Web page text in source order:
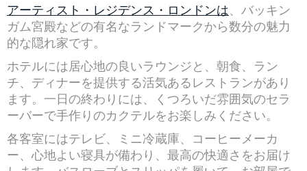
アーティスト・レジデンス・ロンドンは、バッキン
ガム宮殿などの有名なランドマークから数分の魅力
的な隠れ家です。
ホテルには居心地の良いラウンジと、朝食、ラン
チ、ディナーを提供する活気あるレストランがあり
ます。一日の終わりには、くつろいだ雰囲気のセラ
ーバーで手作りのカクテルをお楽しみください。
各客室にはテレビ、ミニ冷蔵庫、コーヒーメーカ
ー、心地よい寝具が備わり、最高の快適さをお届け